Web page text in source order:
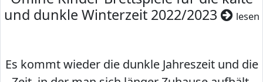
und dunkle Winterzeit 2022/2023
lesen
Es kommt wieder die dunkle Jahreszeit und die